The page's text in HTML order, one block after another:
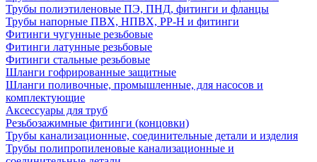
Трубы полиэтиленовые ПЭ, ПНД, фитинги и фланцы
Трубы напорные ПВХ, НПВХ, PP-H и фитинги
Фитинги чугунные резьбовые
Фитинги латунные резьбовые
Фитинги стальные резьбовые
Шланги гофрированные защитные
Шланги поливочные, промышленные, для насосов и
комплектующие
Аксессуары для труб
Резьбозажимные фитинги (концовки)
Трубы канализационные, соединительные детали и изделия
Трубы полипропиленовые канализационные и